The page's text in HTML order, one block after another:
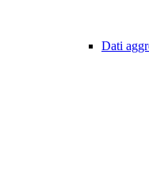
Dati